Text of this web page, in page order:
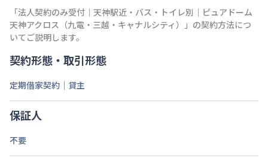
「法人契約のみ受付｜天神駅近・バス・トイレ別｜ピュアドーム
天神アクロス（九電・三越・キャナルシティ）
」の契約方法につ
いてご説明します。
契約形態・取引形態
定期借家契約｜貸主
保証人
不要